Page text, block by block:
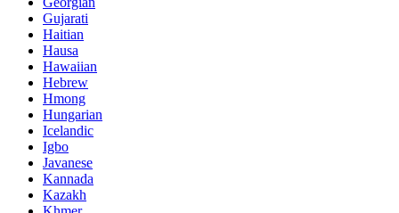
Gujarati
Haitian
Hausa
Hawaiian
Hebrew
Hmong
Hungarian
Icelandic
Igbo
Javanese
Kannada
Kazakh